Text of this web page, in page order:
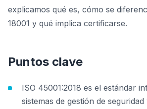
explicamos qué es, cómo se
18001 y qué implica certificarse.
Puntos clave
ISO 45001:2018 es el estándar
sistemas de gestión de